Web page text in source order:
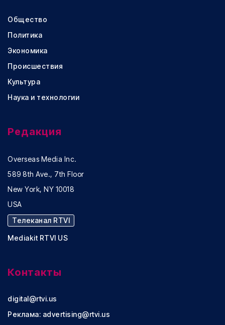
Общество
Политика
Экономика
Происшествия
Культура
Наука и технологии
Редакция
Overseas Media Inc.
589 8th Ave., 7th Floor
New York, NY 10018
USA
Телеканал RTVI
Mediakit RTVI US
Контакты
digital@rtvi.us
Реклама: advertising@rtvi.us